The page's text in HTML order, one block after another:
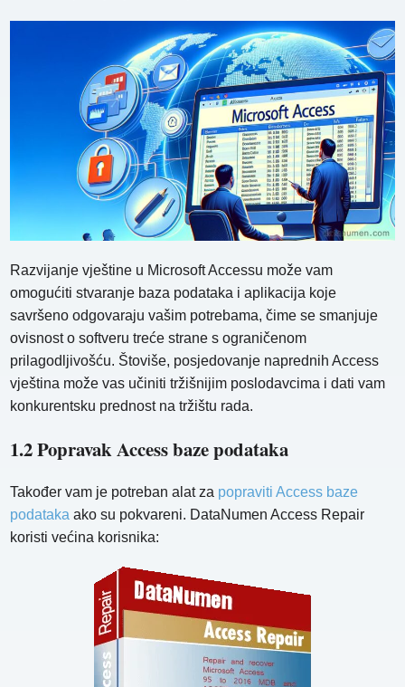
Razvijanje vještine u Microsoft Accessu može vam
omogućiti stvaranje baza podataka i aplikacija koje
savršeno odgovaraju vašim potrebama, čime se smanjuje
ovisnost o softveru treće strane s ograničenom
prilagodljivošću. Štoviše, posjedovanje naprednih Access
vještina može vas učiniti tržišnijim poslodavcima i dati vam
konkurentsku prednost na tržištu rada.
1.2 Popravak Access baze podataka
Također vam je potreban alat za popraviti Access baze
podataka ako su pokvareni. DataNumen Access Repair
koristi većina korisnika: